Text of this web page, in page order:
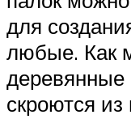
для
любые. Как
деревянные
скроются из